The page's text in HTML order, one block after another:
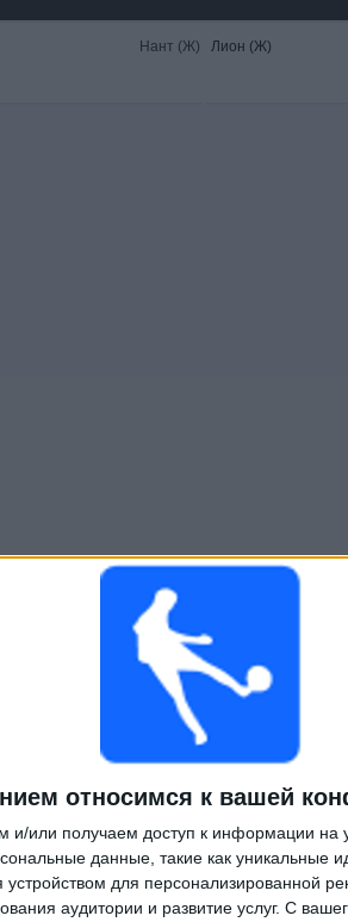
относимся к вашей
и/или получаем доступ к информации на
данные, такие как уникальные
для персонализированной
аудитории и развитие услуг. С
Нант (Ж) Лион (Ж)